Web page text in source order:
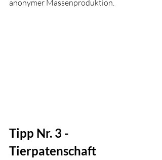
anonymer Massenproduktion.
Tipp Nr. 3 -
Tierpatenschaft